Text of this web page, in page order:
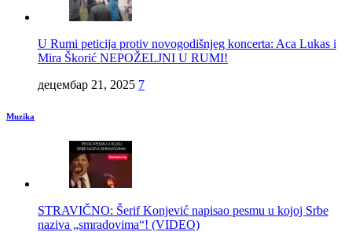
U Rumi peticija protiv novogodišnjeg koncerta: Aca Lukas i
Mira Škorić NEPOŽELJNI U RUMI!
децембар 21, 2025 7
Muzika
STRAVIČNO: Šerif Konjević napisao pesmu u kojoj Srbe
naziva „smradovima“! (VIDEO)